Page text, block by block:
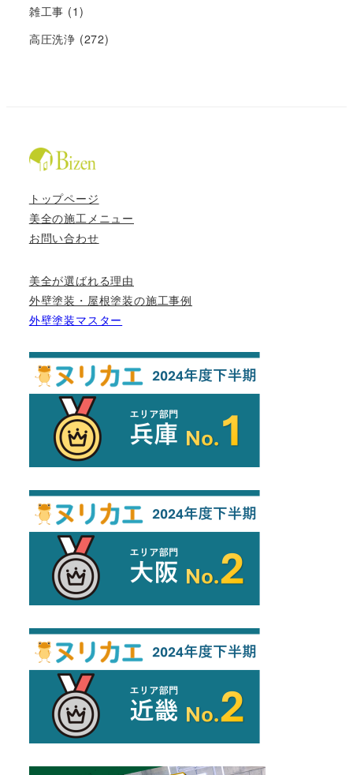
雑工事 (1)
高圧洗浄 (272)
トップページ
美全の施工メニュー
お問い合わせ
美全が選ばれる理由
外壁塗装・屋根塗装の施工事例
外壁塗装マスター